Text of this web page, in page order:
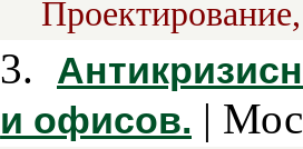
3.
и офисов. |